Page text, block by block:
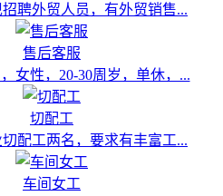
聘外贸人员，有外贸销售...
售后客服
女性，20-30周岁，单休，...
切配工
配工两名，要求有丰富工...
车间女工